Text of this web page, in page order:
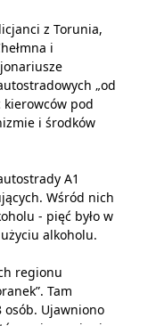
z Torunia,
i
„od
kierowców pod
i środków
A1
Wśród nich
- pięć było w
alkoholu.
regionu
Tam
Ujawniono